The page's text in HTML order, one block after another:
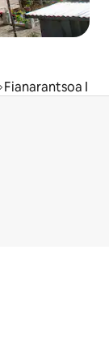
Fianarantsoa I